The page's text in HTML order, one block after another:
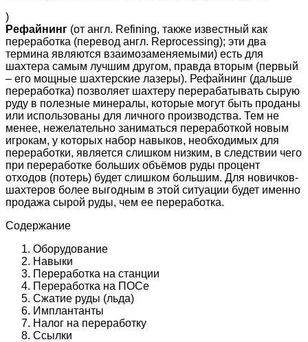
)
Рефайнинг (от англ. Refining, также известный как
переработка (перевод англ. Reprocessing); эти два
термина являются взаимозаменяемыми) есть для
шахтера самым лучшим другом, правда вторым (первый
– его мощные шахтерские лазеры). Рефайнинг (дальше
переработка) позволяет шахтеру перерабатывать сырую
руду в полезные минералы, которые могут быть проданы
или использованы для личного производства. Тем не
менее, нежелательно заниматься переработкой новым
игрокам, у которых набор навыков, необходимых для
переработки, является слишком низким, в следствии чего
при переработке больших объёмов руды процент
отходов (потерь) будет слишком большим. Для новичков-
шахтеров более выгодным в этой ситуации будет именно
продажа сырой руды, чем ее переработка.
Содержание
Оборудование
Навыки
Переработка на станции
Переработка на ПОСе
Сжатие руды (льда)
Имплантанты
Налог на переработку
Ссылки